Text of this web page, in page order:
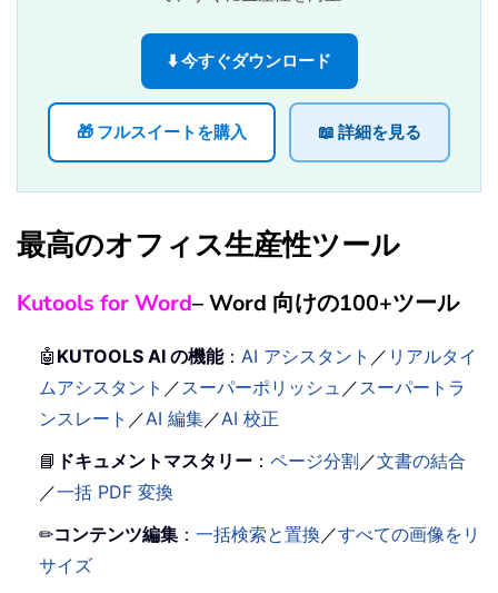
⬇️ 今すぐダウンロード
🎁 フルスイートを購入 📖 詳細を見る
最高のオフィス生産性ツール
Kutools for Word– Word 向けの100+ツール
🤖 KUTOOLS AI の機能： AI アシスタント ／ リアルタイ
ムアシスタント ／スーパーポリッシュ ／スーパートラ
ンスレート ／AI 編集／AI 校正
📘 ドキュメントマスタリー ： ページ分割 ／文書の結合
／一括 PDF 変換
✏コンテンツ編集 ： 一括検索と置換 ／すべての画像をリ
サイズ